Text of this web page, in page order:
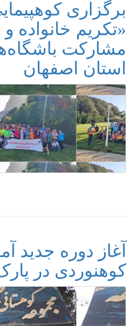
برگزاری
«تکریم خانواده
مشارکت
استان اصفهان
آغاز دوره جدید
کوهنوردی در